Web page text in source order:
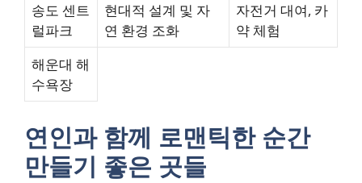
송도 센트
럴파크
현대적 설계 및 자
연 환경 조화
자전거 대여, 카
약 체험
해운대 해
수욕장
연인과 함께 로맨틱한 순간
만들기 좋은 곳들